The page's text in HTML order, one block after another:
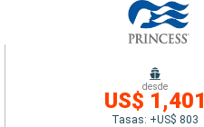
desde
US$ 1,401
Tasas: +US$ 803